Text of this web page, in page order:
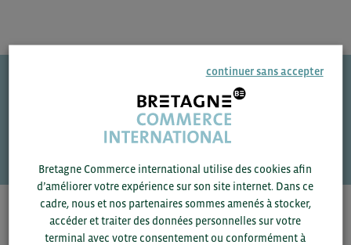
Une question ?
VOS CONTACTS
Pour voir les contacts, merci de renseigner votre
département et votre secteurou connectez-vous.
continuer sans accepter
Bretagne Commerce international utilise des cookies afin
d’améliorer votre expérience sur son site internet. Dans ce
cadre, nous et nos partenaires sommes amenés à stocker,
accéder et traiter des données personnelles sur votre
terminal avec votre consentement ou conformément à